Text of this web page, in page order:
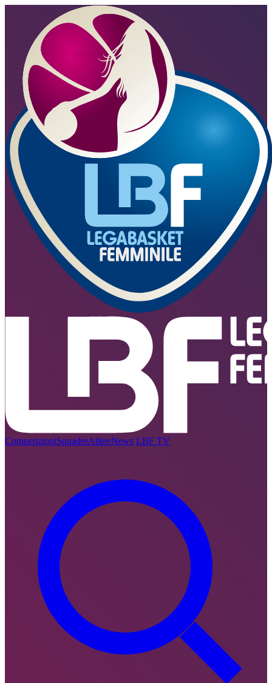
CompetizioniSquadreAtleteNews LBF TV